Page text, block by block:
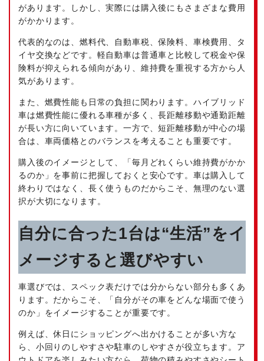
があります。しかし、実際には購入後にもさまざまな費用
がかかります。
代表的なのは、燃料代、自動車税、保険料、車検費用、タ
イヤ交換などです。軽自動車は普通車と比較して税金や保
険料が抑えられる傾向があり、維持費を重視する方から人
気があります。
また、燃費性能も日常の負担に関わります。ハイブリッド
車は燃費性能に優れる車種が多く、長距離移動や通勤距離
が長い方に向いています。一方で、短距離移動が中心の場
合は、車両価格とのバランスを考えることも重要です。
購入後のイメージとして、「毎月どれくらい維持費がかか
るのか」を事前に把握しておくと安心です。車は購入して
終わりではなく、長く使うものだからこそ、無理のない選
択が大切になります。
自分に合った1台は“生活”をイ
メージすると選びやすい
車選びでは、スペック表だけでは分からない部分も多くあ
ります。だからこそ、「自分がその車をどんな場面で使う
のか」をイメージすることが重要です。
例えば、休日にショッピングへ出かけることが多い方な
ら、小回りのしやすさや駐車のしやすさが役立ちます。ア